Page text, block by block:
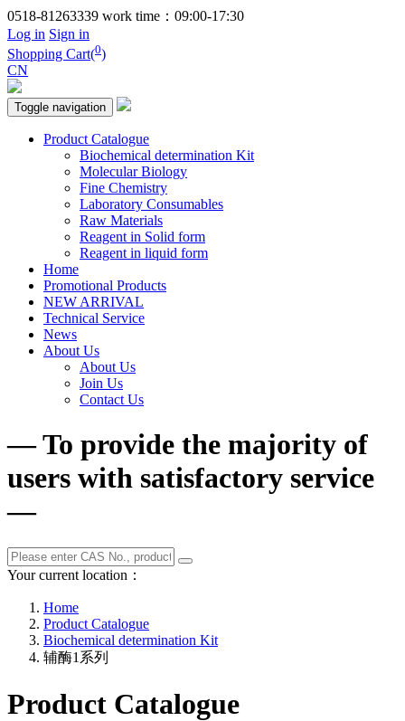
0518-81263339 work time：09:00-17:30
Log in Sign in
Shopping Cart(0)
CN
Toggle navigation
Product Catalogue
Biochemical determination Kit
Molecular Biology
Fine Chemistry
Laboratory Consumables
Raw Materials
Reagent in Solid form
Reagent in liquid form
Home
Promotional Products
NEW ARRIVAL
Technical Service
News
About Us
About Us
Join Us
Contact Us
— To provide the majority of
users with satisfactory service
—
Your current location：
Home
Product Catalogue
Biochemical determination Kit
辅酶1系列
Product Catalogue